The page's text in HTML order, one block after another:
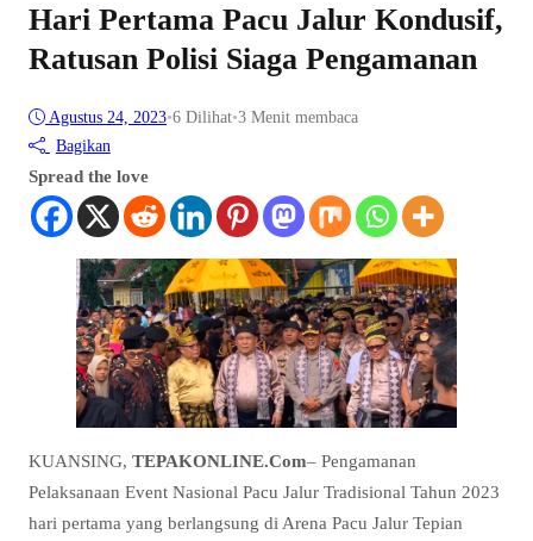
Hari Pertama Pacu Jalur Kondusif,
Ratusan Polisi Siaga Pengamanan
Agustus 24, 2023•6 Dilihat•3 Menit membaca
Bagikan
Spread the love
KUANSING, TEPAKONLINE.Com– Pengamanan
Pelaksanaan Event Nasional Pacu Jalur Tradisional Tahun 2023
hari pertama yang berlangsung di Arena Pacu Jalur Tepian